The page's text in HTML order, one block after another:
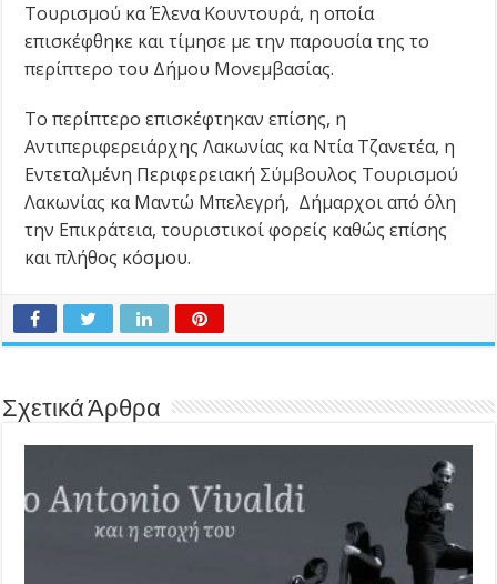
Τουρισμού κα Έλενα Κουντουρά, η οποία
επισκέφθηκε και τίμησε με την παρουσία της το
περίπτερο του Δήμου Μονεμβασίας.
Το περίπτερο επισκέφτηκαν επίσης, η
Αντιπεριφερειάρχης Λακωνίας κα Ντία Τζανετέα, η
Εντεταλμένη Περιφερειακή Σύμβουλος Τουρισμού
Λακωνίας κα Μαντώ Μπελεγρή, Δήμαρχοι από όλη
την Επικράτεια, τουριστικοί φορείς καθώς επίσης
και πλήθος κόσμου.
Σχετικά Άρθρα